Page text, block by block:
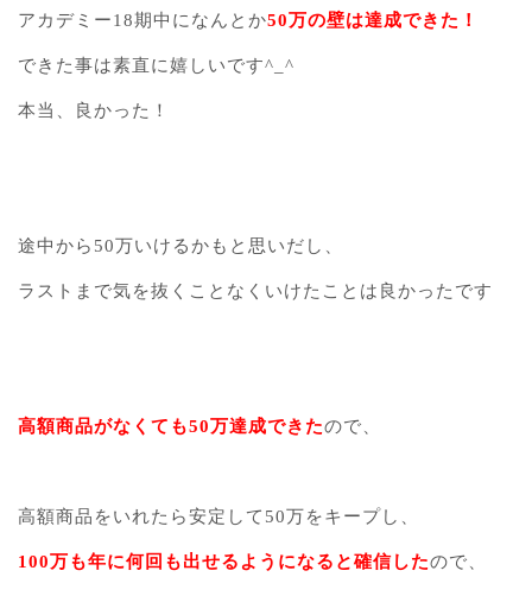
アカデミー18期中になんとか50万の壁は達成できた！
できた事は素直に嬉しいです^_^
本当、良かった！
途中から50万いけるかもと思いだし、
ラストまで気を抜くことなくいけたことは良かったです
高額商品がなくても50万達成できたので、
高額商品をいれたら安定して50万をキープし、
100万も年に何回も出せるようになると確信したので、